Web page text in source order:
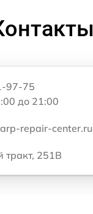
97-75
до 21:00
repair-center.ru
тракт, 251В